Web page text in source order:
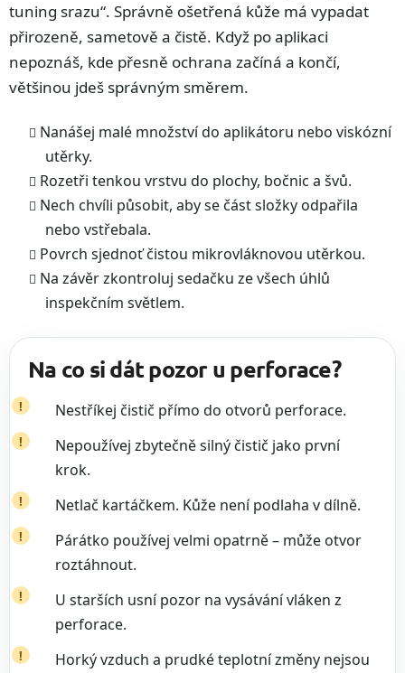
tuning srazu“. Správně ošetřená kůže má vypadat
přirozeně, sametově a čistě. Když po aplikaci
nepoznáš, kde přesně ochrana začíná a končí,
většinou jdeš správným směrem.
Nanášej malé množství do aplikátoru nebo viskózní
utěrky.
Rozetři tenkou vrstvu do plochy, bočnic a švů.
Nech chvíli působit, aby se část složky odpařila
nebo vstřebala.
Povrch sjednoť čistou mikrovláknovou utěrkou.
Na závěr zkontroluj sedačku ze všech úhlů
inspekčním světlem.
Na co si dát pozor u perforace?
Nestříkej čistič přímo do otvorů perforace.
Nepoužívej zbytečně silný čistič jako první
krok.
Netlač kartáčkem. Kůže není podlaha v dílně.
Párátko používej velmi opatrně – může otvor
roztáhnout.
U starších usní pozor na vysávání vláken z
perforace.
Horký vzduch a prudké teplotní změny nejsou